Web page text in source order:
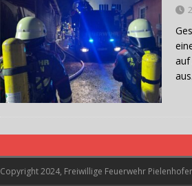
auf
Copyright 2024, Freiwillige Feuerwehr